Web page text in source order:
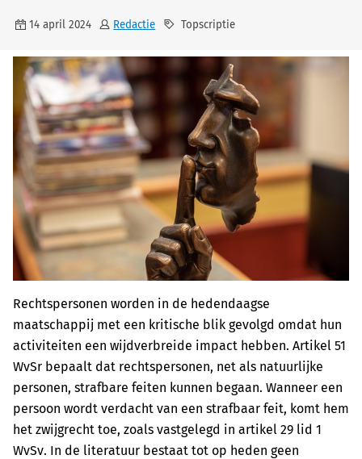
14 april 2024 Redactie Topscriptie
Rechtspersonen worden in de hedendaagse
maatschappij met een kritische blik gevolgd omdat hun
activiteiten een wijdverbreide impact hebben. Artikel 51
WvSr bepaalt dat rechtspersonen, net als natuurlijke
personen, strafbare feiten kunnen begaan. Wanneer een
persoon wordt verdacht van een strafbaar feit, komt hem
het zwijgrecht toe, zoals vastgelegd in artikel 29 lid 1
WvSv. In de literatuur bestaat tot op heden geen